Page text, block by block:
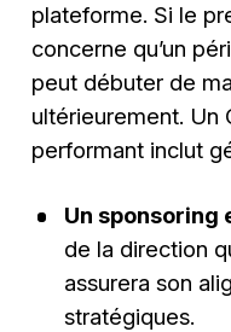
plateforme. Si le
concerne qu’un
peut débuter de
ultérieurement. Un
performant inclut
Un sponsoring
de la direction
assurera son
stratégiques.